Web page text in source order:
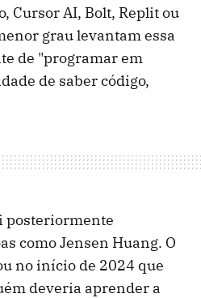
Cursor AI, Bolt, Replit ou
grau levantam essa
de "programar em
de saber código,
posteriormente
como Jensen Huang. O
no início de 2024 que
deveria aprender a